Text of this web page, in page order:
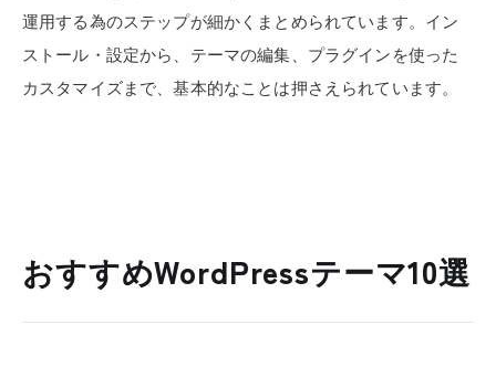
運用する為のステップが細かくまとめられています。イン
ストール・設定から、テーマの編集、プラグインを使った
カスタマイズまで、基本的なことは押さえられています。
おすすめWordPressテーマ10選